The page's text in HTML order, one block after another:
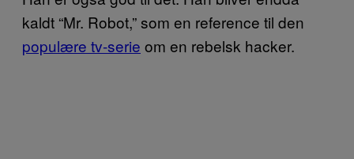
kaldt “Mr. Robot,” som en reference til den
populære tv-serie om en rebelsk hacker.